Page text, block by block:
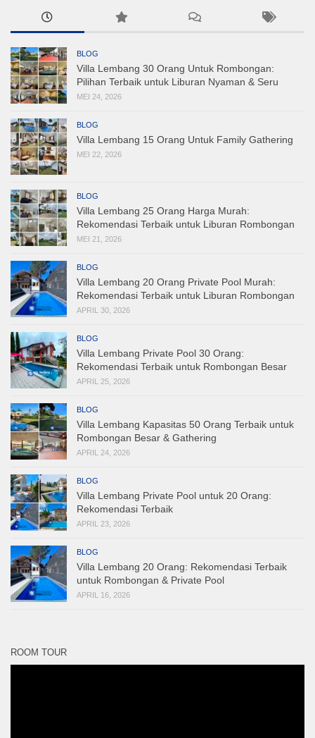
BLOG
Villa Lembang 30 Orang Untuk Rombongan:
Pilihan Terbaik untuk Liburan Nyaman & Seru
MEI 24, 2026
BLOG
Villa Lembang 15 Orang Untuk Family Gathering
MEI 22, 2026
BLOG
Villa Lembang 25 Orang Harga Murah:
Rekomendasi Terbaik untuk Liburan Rombongan
MEI 21, 2026
BLOG
Villa Lembang 20 Orang Private Pool Murah:
Rekomendasi Terbaik untuk Liburan Rombongan
APRIL 30, 2026
BLOG
Villa Lembang Private Pool 30 Orang:
Rekomendasi Terbaik untuk Rombongan Besar
APRIL 25, 2026
BLOG
Villa Lembang Kapasitas 50 Orang Terbaik untuk
Rombongan Besar & Gathering
APRIL 24, 2026
BLOG
Villa Lembang Private Pool untuk 20 Orang:
Rekomendasi Terbaik
APRIL 23, 2026
BLOG
Villa Lembang 20 Orang: Rekomendasi Terbaik
untuk Rombongan & Private Pool
APRIL 16, 2026
ROOM TOUR